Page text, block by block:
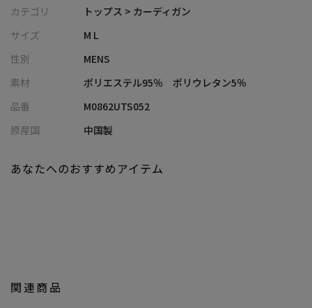
地
い一着
・ストレッチ性・接触冷感・通気性を備え、暑い時期でもストレ
スフリー
■コーディネート提案
・無地Tシャツ×イージーパンツに羽織るだけで、シンプルながら
ルに
185cm size:L
カテゴリ
トップス > カーディガン
サイズ
M L
性別
MENS
素材
ポリエステル95％ ポリウレタン5％
品番
M0862UTS052
原産国
中国製
関連商品
あなたへのおすすめアイテム